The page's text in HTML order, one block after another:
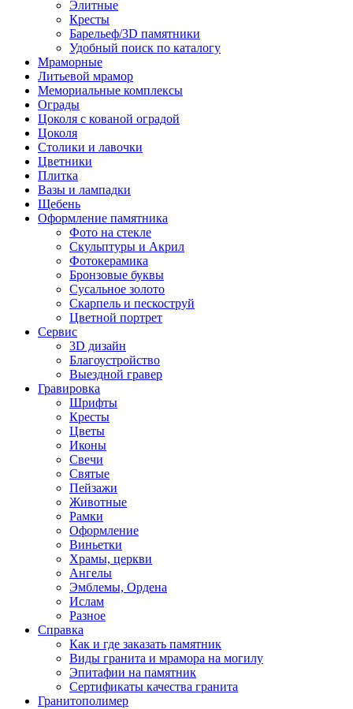
Элитные
Кресты
Барельеф/3D памятники
Удобный поиск по каталогу
Мраморные
Литьевой мрамор
Мемориальные комплексы
Ограды
Цоколя с кованой оградой
Цоколя
Столики и лавочки
Цветники
Плитка
Вазы и лампадки
Щебень
Оформление памятника
Фото на стекле
Скульптуры и Акрил
Фотокерамика
Бронзовые буквы
Сусальное золото
Скарпель и пескоструй
Цветной портрет
Сервис
3D дизайн
Благоустройство
Выездной гравер
Гравировка
Шрифты
Кресты
Цветы
Иконы
Свечи
Святые
Пейзажи
Животные
Рамки
Оформление
Виньетки
Храмы, церкви
Ангелы
Эмблемы, Ордена
Ислам
Разное
Справка
Как и где заказать памятник
Виды гранита и мрамора на могилу
Эпитафии на памятник
Сертификаты качества гранита
Гранитополимер